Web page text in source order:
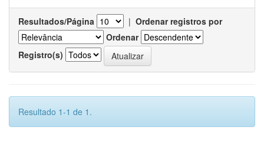
Resultados/Página | Ordenar registros por
Ordenar
Registro(s)
Resultado 1-1 de 1.